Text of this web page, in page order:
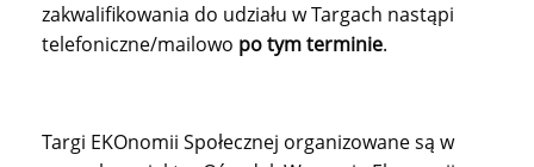
zakwalifikowania do udziału w Targach nastąpi
telefoniczne/mailowo po tym terminie.
Targi EKOnomii Społecznej organizowane są w